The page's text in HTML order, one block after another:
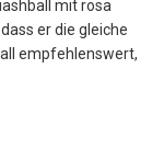
mit rosa
er die gleiche
empfehlenswert,